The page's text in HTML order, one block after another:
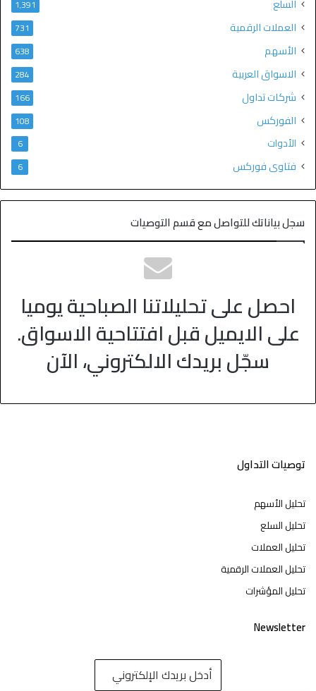
السلع 1٬391
العملات الرقمية 731
الأسهم 638
الاسواق العربية 284
شركات تداول 166
الفوركس 108
الأدوات 6
فتاوى فوركس 6
سجل بياناتك للتواصل مع قسم التوصيات
احصل على تحليلاتنا الصباحية يوميا
على الايميل قبل افتتاحية الاسواق.
سجّل بريدك الالكتروني، الآن
توصيات التداول
تحليل الأسهم
تحليل السلع
تحليل العملات
تحليل العملات الرقمية
تحليل المؤشرات
Newsletter